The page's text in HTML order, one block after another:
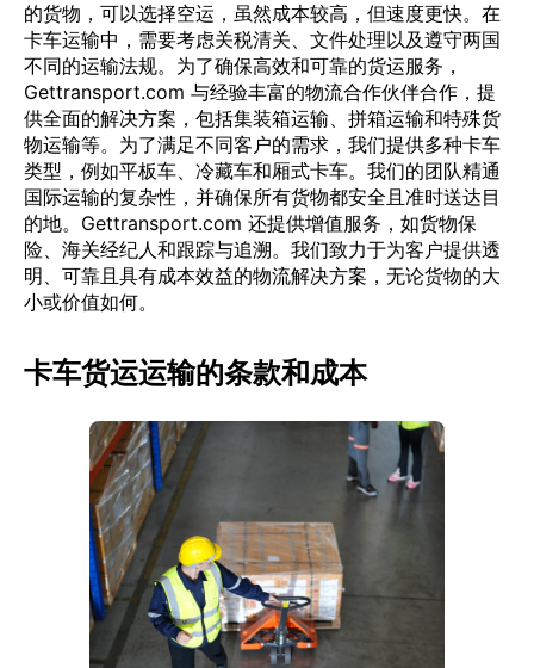
的货物，可以选择空运，虽然成本较高，但速度更快。在
卡车运输中，需要考虑关税清关、文件处理以及遵守两国
不同的运输法规。为了确保高效和可靠的货运服务，
Gettransport.com 与经验丰富的物流合作伙伴合作，提
供全面的解决方案，包括集装箱运输、拼箱运输和特殊货
物运输等。为了满足不同客户的需求，我们提供多种卡车
类型，例如平板车、冷藏车和厢式卡车。我们的团队精通
国际运输的复杂性，并确保所有货物都安全且准时送达目
的地。Gettransport.com 还提供增值服务，如货物保
险、海关经纪人和跟踪与追溯。我们致力于为客户提供透
明、可靠且具有成本效益的物流解决方案，无论货物的大
小或价值如何。
卡车货运运输的条款和成本